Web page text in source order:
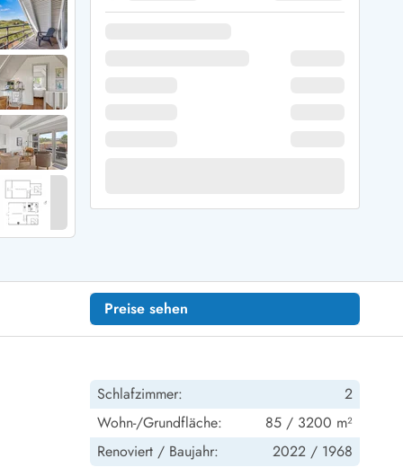
Fjord
Klit
Strand
Husby
Preise sehen
Schlafzimmer:
2
Wohn-/Grundfläche:
85 / 3200 m²
Renoviert / Baujahr: 2022 / 1968